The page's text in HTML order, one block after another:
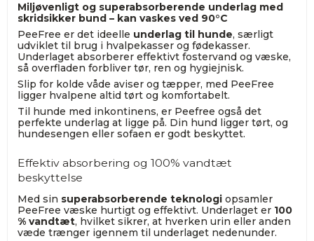
Miljøvenligt og superabsorberende underlag med
skridsikker bund – kan vaskes ved 90°C
PeeFree er det ideelle underlag til hunde, særligt
udviklet til brug i hvalpekasser og fødekasser.
Underlaget absorberer effektivt fostervand og væske,
så overfladen forbliver tør, ren og hygiejnisk.
Slip for kolde våde aviser og tæpper, med PeeFree
ligger hvalpene altid tørt og komfortabelt.
Til hunde med inkontinens, er Peefree også det
perfekte underlag at ligge på. Din hund ligger tørt, og
hundesengen eller sofaen er godt beskyttet.
Effektiv absorbering og 100% vandtæt
beskyttelse
Med sin superabsorberende teknologi opsamler
PeeFree væske hurtigt og effektivt. Underlaget er 100
% vandtæt, hvilket sikrer, at hverken urin eller anden
væde trænger igennem til underlaget nedenunder.